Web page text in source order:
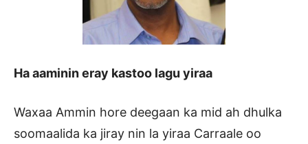
Ha aaminin eray kastoo lagu yiraa
Waxaa Ammin hore deegaan ka mid ah dhulka
soomaalida ka jiray nin la yiraa Carraale oo